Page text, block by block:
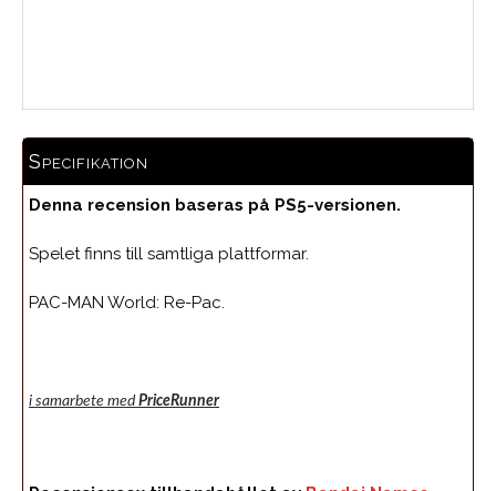
Specifikation
Denna recension baseras på PS5-versionen.
Spelet finns till samtliga plattformar.
PAC-MAN World: Re-Pac.
i samarbete medPriceRunner